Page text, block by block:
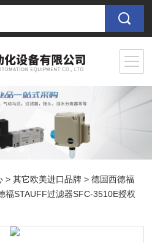
>其它欧美进口品牌 >德国西德福
福STAUFF过滤器SFC-3510E授权